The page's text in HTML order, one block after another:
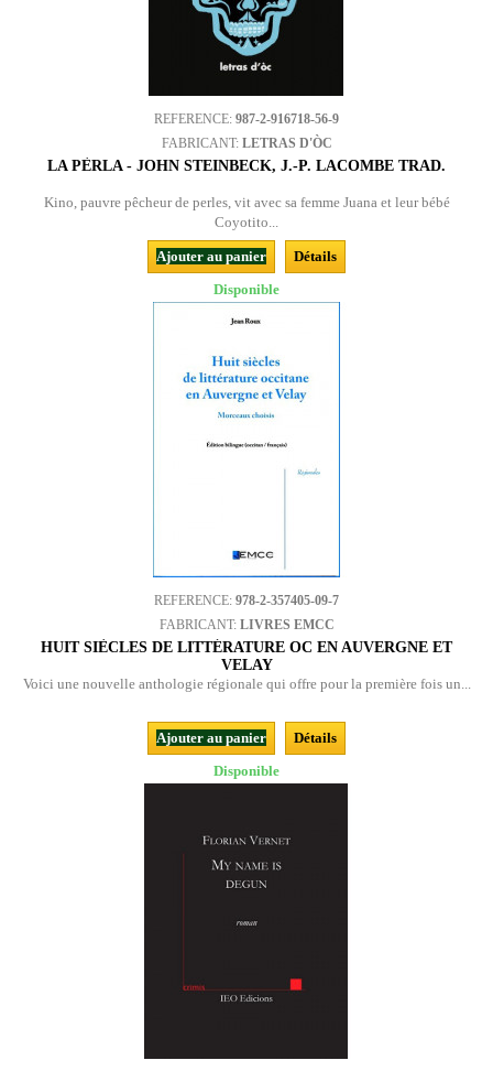
REFERENCE: 987-2-916718-56-9
FABRICANT: LETRAS D'ÒC
LA PÈRLA - JOHN STEINBECK, J.-P. LACOMBE TRAD.
Kino, pauvre pêcheur de perles, vit avec sa femme Juana et leur bébé
Coyotito...
Ajouter au panier
Détails
Disponible
REFERENCE: 978-2-357405-09-7
FABRICANT: LIVRES EMCC
HUIT SIÈCLES DE LITTÉRATURE OC EN AUVERGNE ET
VELAY
Voici une nouvelle anthologie régionale qui offre pour la première fois un...
Ajouter au panier
Détails
Disponible